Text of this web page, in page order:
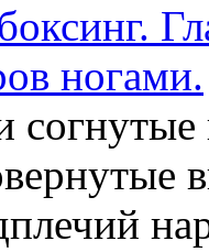
ногами.
согнутые